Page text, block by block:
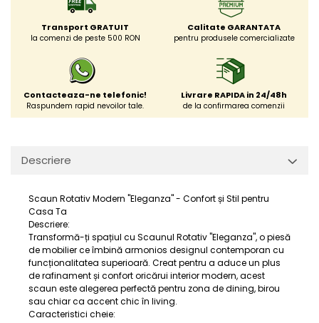
Transport GRATUIT
la comenzi de peste 500 RON
Calitate GARANTATA
pentru produsele comercializate
Contacteaza-ne telefonic!
Raspundem rapid nevoilor tale.
Livrare RAPIDA in 24/48h
de la confirmarea comenzii
Descriere
Scaun Rotativ Modern "Eleganza" - Confort și Stil pentru
Casa Ta
Descriere:
Transformă-ți spațiul cu Scaunul Rotativ "Eleganza", o piesă
de mobilier ce îmbină armonios designul contemporan cu
funcționalitatea superioară. Creat pentru a aduce un plus
de rafinament și confort oricărui interior modern, acest
scaun este alegerea perfectă pentru zona de dining, birou
sau chiar ca accent chic în living.
Caracteristici cheie: